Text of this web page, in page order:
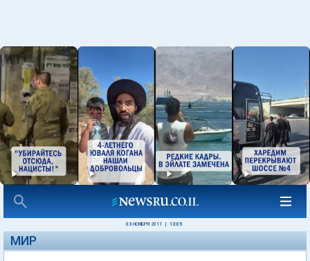
03 НОЯБРЯ 2011 13:05
МИР